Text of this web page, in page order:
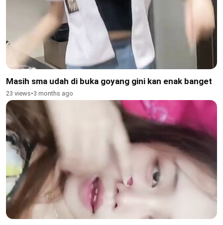
Masih sma udah di buka goyang gini kan enak banget
23 views•3 months ago